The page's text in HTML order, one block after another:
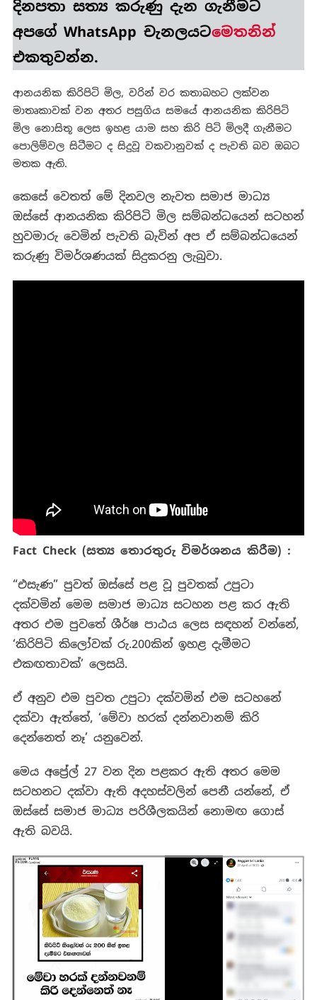
දිනපතා සත්‍ය කරුණුදැන ගැනීමට
අපගේ WhatsApp චැනලයටමෙතනින්
එකතුවන්න.
ආනයනික කිරිපිටි මිල, වරින් වර කතාබහට ලක්වන
මාතෘකාවක් වන අතර පසුගිය සමයේ ආනයනික කිරිපිටි
මිල නොසිතූ ලෙස ඉහළ යාම සහ කිරි පිටි මිලදී ගැනීමට
පොලිම්වල සිටීමට ද සිදුවූ වකවානුවක් ද පැවති බව ඔබට
මතක ඇති.
කෙසේ වෙතත් මේ දිනවල නැවත සමාජ මාධ්‍ය
ඔස්සේ ආනයනික කිරිපිටි මිල සම්බන්ධයෙන් සටහන්
හුවමාරු වෙමින් පැවති බැවින් අප ඒ සම්බන්ධයෙන්
කරුණු විමර්ශණයක් සිදුකරනු ලැබුවා.
Fact Check (සත්‍ය තොරතුරු විමර්ශනය කිරීම) :
“එසැණ” පුවත් ඔස්සේ පළ වූ පුවතක් උපුටා
දක්වමින් මෙම සමාජ මාධ්‍ය සටහන පළ කර ඇති
අතර එම පුවතේ ශීර්ෂ පාඨය ලෙස සඳහන් වන්නේ,
‘කිරිපිටි කිලෝවක් රු.200කින් ඉහළ දැමීමට
එකඟතාවක්’ ලෙසයි.
ඒ අනුව එම පුවත උපුටා දක්වමින් එම සටහනේ
දක්වා ඇත්තේ, ‘මේවා හරක් දන්නවානම් කිරි
දෙන්නෙත් නෑ’ යනුවෙන්.
මෙය අප්‍රේල් 27 වන දින පළකර ඇති අතර මෙම
සටහනට දක්වා ඇති අදහස්වලින් පෙනී යන්නේ, ඒ
ඔස්සේ සමාජ මාධ්‍ය පරිශීලකයින් නොමඟ ගොස්
ඇති බවයි.